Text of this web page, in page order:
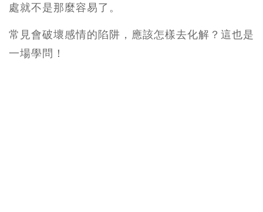
處就不是那麼容易了。
常見會破壞感情的陷阱，應該怎樣去化解？這也是
一場學問！